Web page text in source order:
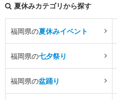
夏休みカテゴリから探す
福岡県の夏休みイベント
福岡県の七夕祭り
福岡県の盆踊り